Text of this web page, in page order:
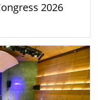
2026